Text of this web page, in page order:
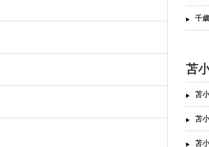
千
苫
苫
苫
苫